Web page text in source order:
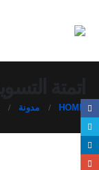
HOME مدونة